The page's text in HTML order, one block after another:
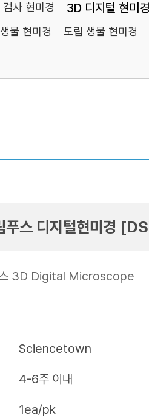
사 현미경 3D 디지털 현미경
물 현미경 도립 생물 현미경
푸스 디지털현미경
스 3D Digital Microscope
Sciencetown
4-6주 이내
1ea/pk